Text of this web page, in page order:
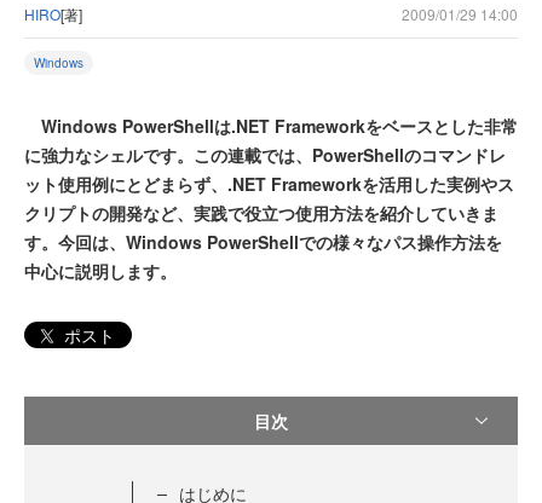
HIRO[著] 2009/01/29 14:00
Windows
Windows PowerShellは.NET Frameworkをベースとした非常
に強力なシェルです。この連載では、PowerShellのコマンドレ
ット使用例にとどまらず、.NET Frameworkを活用した実例やス
クリプトの開発など、実践で役立つ使用方法を紹介していきま
す。今回は、Windows PowerShellでの様々なパス操作方法を
中心に説明します。
ポスト
目次
はじめに